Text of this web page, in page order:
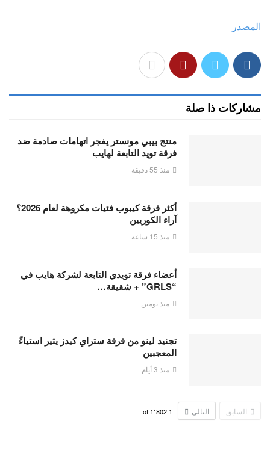
المصدر
مشاركات ذا صلة
منتج بيبي مونستر يفجر اتهامات صادمة ضد
فرقة تويد التابعة لهايب
منذ 55 دقيقة
أكثر فرقة كيبوب فتيات مكروهة لعام 2026؟
آراء الكوريين
منذ 15 ساعة
أعضاء فرقة تويدي التابعة لشركة هايب في
“GRLS” + شقيقة…
منذ يومين
تجنيد لينو من فرقة ستراي كيدز يثير استياءً
المعجبين
منذ 3 أيام
السابق التالي 1 1٬802